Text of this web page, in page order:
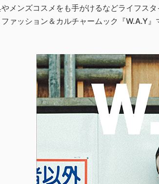
メンズコスメをも手がけるなどライフス
ァッション＆カルチャームック『W.A.Y』